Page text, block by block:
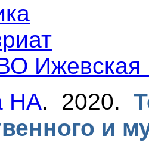
Ижевская
НА. 2020.
и